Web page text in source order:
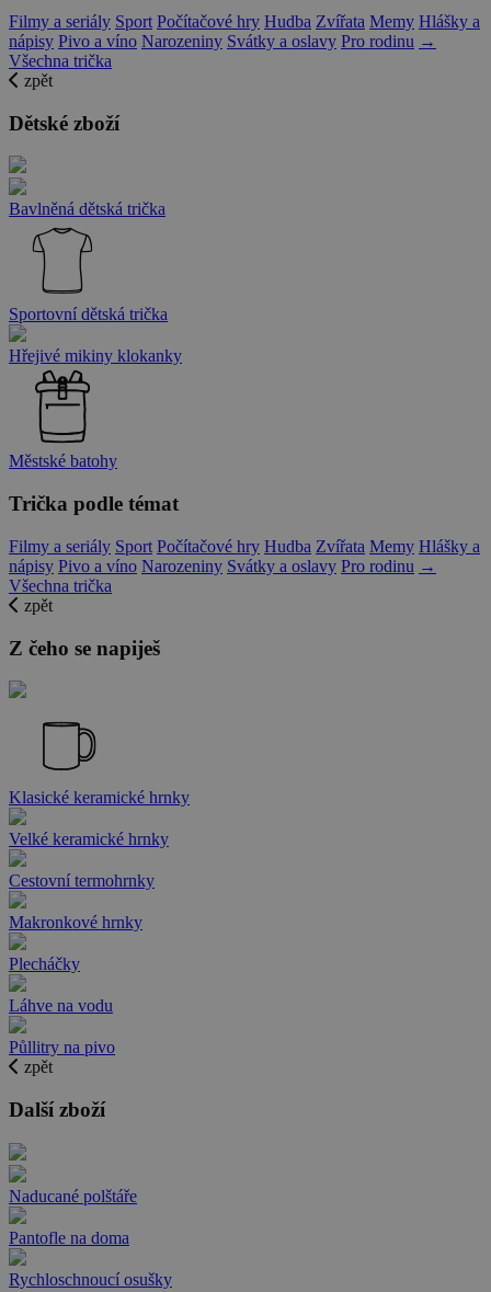
Filmy a seriály Sport Počítačové hry Hudba Zvířata Memy Hlášky a
nápisy Pivo a víno Narozeniny Svátky a oslavy Pro rodinu →
Všechna trička
zpět
Dětské zboží
Bavlněná dětská trička
Sportovní dětská trička
Hřejivé mikiny klokanky
Městské batohy
Trička podle témat
Filmy a seriály Sport Počítačové hry Hudba Zvířata Memy Hlášky a
nápisy Pivo a víno Narozeniny Svátky a oslavy Pro rodinu →
Všechna trička
zpět
Z čeho se napiješ
Klasické keramické hrnky
Velké keramické hrnky
Cestovní termohrnky
Makronkové hrnky
Plecháčky
Láhve na vodu
Půllitry na pivo
zpět
Další zboží
Naducané polštáře
Pantofle na doma
Rychloschnoucí osušky